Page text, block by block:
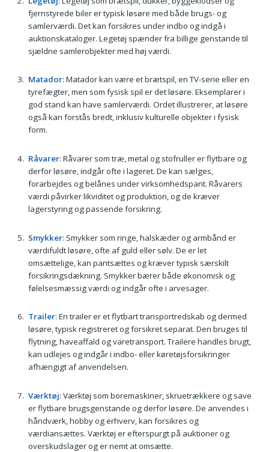
fjernstyrede biler er typisk løsøre med både brugs- og
samlerværdi. Det kan forsikres under indbo og indgå i
auktionskataloger. Legetøj spænder fra billige genstande til
sjældne samlerobjekter med høj værdi.
Matador: Matador kan være et brætspil, en TV-serie eller en
tyrefægter, men som fysisk spil er det løsøre. Eksemplarer i
god stand kan have samlerværdi. Ordet illustrerer, at løsøre
også kan forstås bredt, inklusiv kulturelle objekter i fysisk
form.
Råvarer: Råvarer som træ, metal og stofruller er flytbare og
derfor løsøre, indgår ofte i lageret. De kan sælges,
forarbejdes og belånes under virksomhedspant. Råvarers
værdi påvirker likviditet og produktion, og de kræver
lagerstyring og passende forsikring.
Smykker: Smykker som ringe, halskæder og armbånd er
værdifuldt løsøre, ofte af guld eller sølv. De er let
omsættelige, kan pantsættes og kræver typisk særskilt
forsikringsdækning. Smykker bærer både økonomisk og
følelsesmæssig værdi og indgår ofte i arvesager.
Trailer: En trailer er et flytbart transportredskab og dermed
løsøre, typisk registreret og forsikret separat. Den bruges til
flytning, haveaffald og varetransport. Trailere handles brugt,
kan udlejes og indgår i indbo- eller køretøjsforsikringer
afhængigt af anvendelsen.
Værktøj: Værktøj som boremaskiner, skruetrækkere og save
er flytbare brugsgenstande og derfor løsøre. De anvendes i
håndværk, hobby og erhverv, kan forsikres og
værdiansættes. Værktøj er efterspurgt på auktioner og
overskudslager og er nemt at omsætte.